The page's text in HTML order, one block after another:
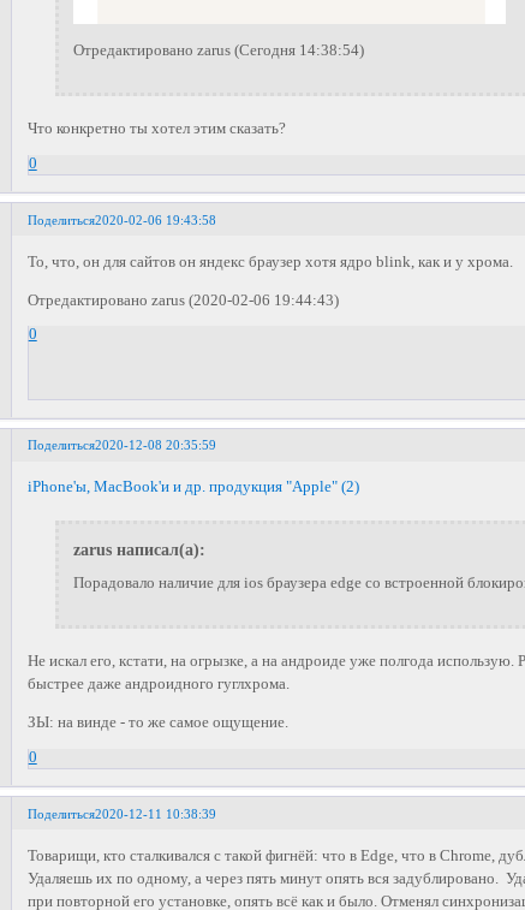
Отредактировано zarus (Сегодня 14:38:54)
Что конкретно ты хотел этим сказать?
0
Поделиться2020-02-06 19:43:58
То, что, он для сайтов он яндекс браузер хотя ядро blink, как и у хрома.
Отредактировано zarus (2020-02-06 19:44:43)
0
Поделиться2020-12-08 20:35:59
iPhone'ы, MacBook'и и др. продукция "Apple" (2)
zarus написал(а):
Порадовало наличие для ios браузера edge со встроенной
Не искал его, кстати, на огрызке, а на андроиде уже полгода
быстрее даже андроидного гуглхрома.
ЗЫ: на винде - то же самое ощущение.
0
Поделиться2020-12-11 10:38:39
Товарищи, кто сталкивался с такой фигнёй: что в Edge, что в Chrome,
Удаляешь их по одному, а через пять минут опять вся задублировано.
при повторной его установке, опять всё как и было. Отменял